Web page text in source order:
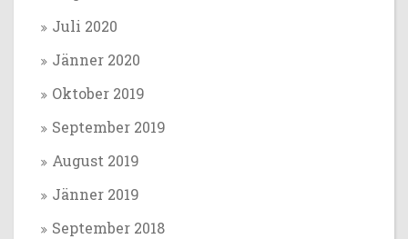
Juli 2020
Jänner 2020
Oktober 2019
September 2019
August 2019
Jänner 2019
September 2018